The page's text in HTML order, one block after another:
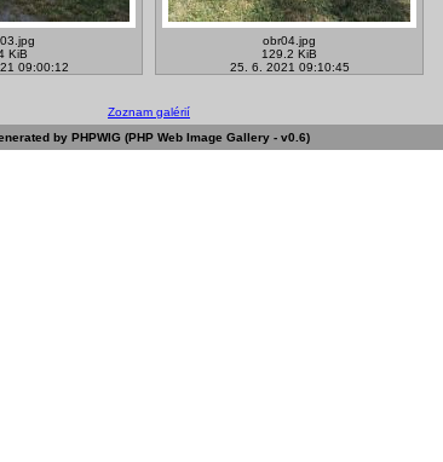
KiB
09:00:12
obr04.jpg
129.2 KiB
25. 6. 2021 09:10:45
Zoznam galérií
by PHPWIG (PHP Web Image Gallery - v0.6)